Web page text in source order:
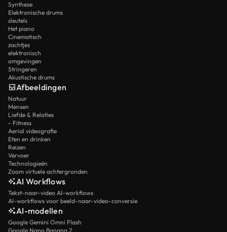
Synthese
Elektronische drums
sleutels
Het piano
Cinematisch
zachtjes
elektronisch
omgevingen
Stringeren
Akustische drums
Afbeeldingen
Natuur
Mensen
Liefde & Relaties
- Fitness
Aerial videografie
Eten en drinken
Reizen
Vervoer
Technologieën
Zoom virtuele achtergronden
AI Workflows
Tekst-naar-video AI-workflows
AI-workflows voor beeld-naar-video-conversie
AI-modellen
Google Gemini Omni Flash
Google Nano Banana 2